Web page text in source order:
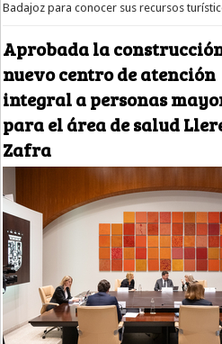
Badajoz para conocer sus recursos
Aprobada la
nuevo centro de atención
integral a personas
para el área de salud
Zafra